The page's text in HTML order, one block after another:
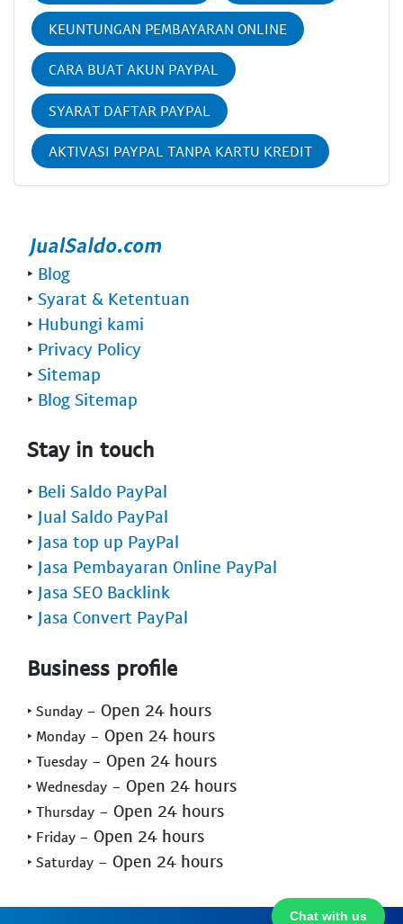
KEUNTUNGAN PEMBAYARAN ONLINE
CARA BUAT AKUN PAYPAL
SYARAT DAFTAR PAYPAL
AKTIVASI PAYPAL TANPA KARTU KREDIT
Chat with us
‣ Blog
‣ Syarat & Ketentuan
‣ Hubungi kami
‣ Privacy Policy
‣ Sitemap
‣ Blog Sitemap
Stay in touch
‣ Beli Saldo PayPal
‣ Jual Saldo PayPal
‣ Jasa top up PayPal
‣ Jasa Pembayaran Online PayPal
‣ Jasa SEO Backlink
‣ Jasa Convert PayPal
Business profile
‣ Sunday - Open 24 hours
‣ Monday - Open 24 hours
‣ Tuesday - Open 24 hours
‣ Wednesday - Open 24 hours
‣ Thursday - Open 24 hours
‣ Friday - Open 24 hours
‣ Saturday - Open 24 hours